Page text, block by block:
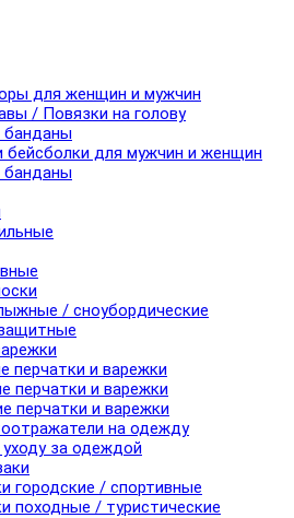
для женщин и мужчин
/ Повязки на голову
банданы
бейсболки для мужчин и женщин
банданы
/ сноубордические
перчатки и варежки
перчатки и варежки
перчатки и варежки
на одежду
за одеждой
городские / спортивные
походные / туристические